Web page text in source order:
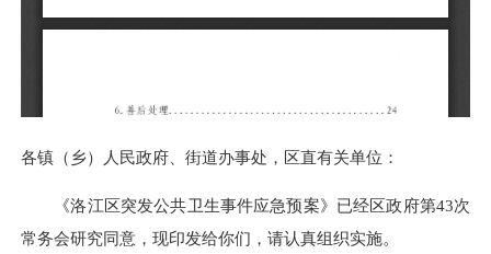
各镇（乡）人民政府、街道办事处，区直有关单位：
《洛江区突发公共卫生事件应急预案》已经区政府第43次
常务会研究同意，现印发给你们，请认真组织实施。